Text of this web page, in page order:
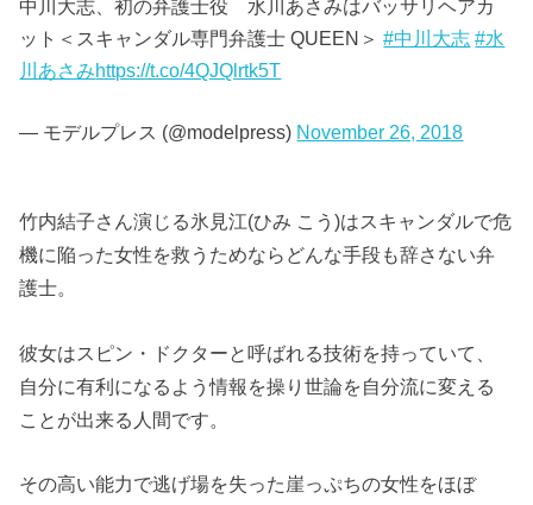
中川大志、初の弁護士役 水川あさみはバッサリヘアカ
ット＜スキャンダル専門弁護士 QUEEN＞#中川大志 #水
川あさみhttps://t.co/4QJQlrtk5T
— モデルプレス (@modelpress) November 26, 2018
竹内結子さん演じる氷見江(ひみ こう)はスキャンダルで危
機に陥った女性を救うためならどんな手段も辞さない弁
護士。
彼女はスピン・ドクターと呼ばれる技術を持っていて、
自分に有利になるよう情報を操り世論を自分流に変える
ことが出来る人間です。
その高い能力で逃げ場を失った崖っぷちの女性をほぼ